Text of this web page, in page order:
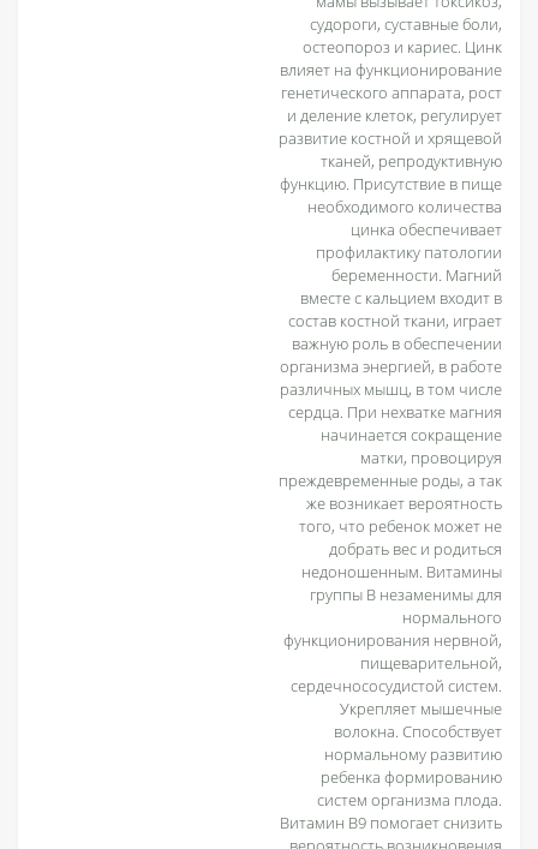
судороги, суставные боли,
остеопороз и кариес. Цинк
влияет на функционирование
генетического аппарата, рост
и деление клеток, регулирует
развитие костной и хрящевой
тканей, репродуктивную
функцию. Присутствие в пище
необходимого количества
цинка обеспечивает
профилактику патологии
беременности. Магний
вместе с кальцием входит в
состав костной ткани, играет
важную роль в обеспечении
организма энергией, в работе
различных мышц, в том числе
сердца. При нехватке магния
начинается сокращение
матки, провоцируя
преждевременные роды, а так
же возникает вероятность
того, что ребенок может не
добрать вес и родиться
недоношенным. Витамины
группы B незаменимы для
нормального
функционирования нервной,
пищеварительной,
сердечнососудистой систем.
Укрепляет мышечные
волокна. Способствует
нормальному развитию
ребенка формированию
систем организма плода.
Витамин В9 помогает снизить